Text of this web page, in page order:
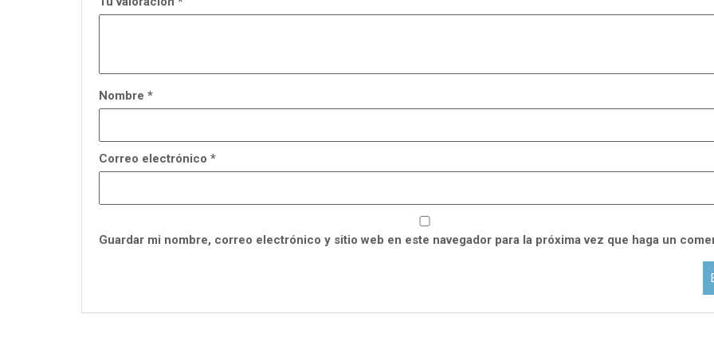
Nombre *
Correo electrónico *
Guardar mi nombre, correo electrónico y sitio web en este navegador para la próxima vez que haga un